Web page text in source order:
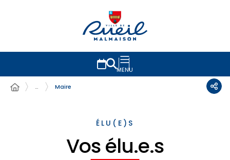
MENU
… Maire
ÉLU(E)S
Vos élu.e.s